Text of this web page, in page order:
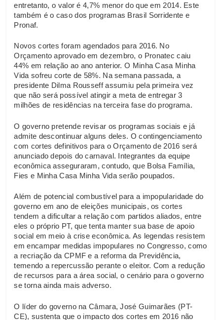
entretanto, o valor é 4,7% menor do que em 2014. Este
também é o caso dos programas Brasil Sorridente e
Pronaf.
Novos cortes foram agendados para 2016. No
Orçamento aprovado em dezembro, o Pronatec caiu
44% em relação ao ano anterior. O Minha Casa Minha
Vida sofreu corte de 58%. Na semana passada, a
presidente Dilma Rousseff assumiu pela primeira vez
que não será possível atingir a meta de entregar 3
milhões de residências na terceira fase do programa.
O governo pretende revisar os programas sociais e já
admite descontinuar alguns deles. O contingenciamento
com cortes definitivos para o Orçamento de 2016 será
anunciado depois do carnaval. Integrantes da equipe
econômica asseguraram, contudo, que Bolsa Família,
Fies e Minha Casa Minha Vida serão poupados.
Além de potencial combustível para a impopularidade do
governo em ano de eleições municipais, os cortes
tendem a dificultar a relação com partidos aliados, entre
eles o próprio PT, que tenta manter sua base de apoio
social em meio à crise econômica. As legendas resistem
em encampar medidas impopulares no Congresso, como
a recriação da CPMF e a reforma da Previdência,
temendo a repercussão perante o eleitor. Com a redução
de recursos para a área social, o cenário para o governo
se torna ainda mais adverso.
O líder do governo na Câmara, José Guimarães (PT-
CE), sustenta que o impacto dos cortes em 2016 não